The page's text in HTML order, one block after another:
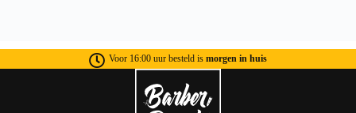
Voor 16:00 uur besteld is morgen in huis